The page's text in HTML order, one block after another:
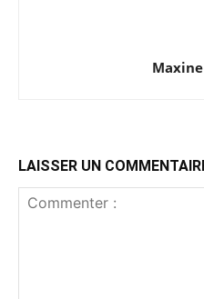
LAISSER UN